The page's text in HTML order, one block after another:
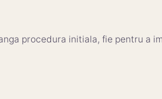
procedura initiala, fie pentru a